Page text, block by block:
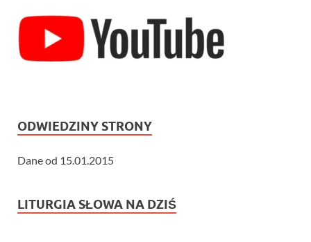
ODWIEDZINY STRONY
Dane od 15.01.2015
LITURGIA SŁOWA NA DZIŚ